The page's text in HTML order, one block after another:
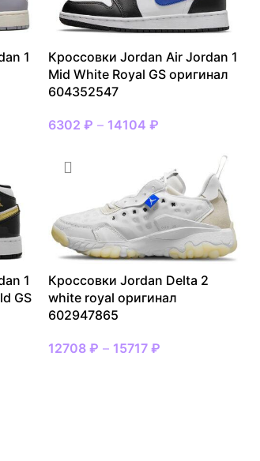
1
Кроссовки Jordan Air Jordan 1
Mid White Royal GS оригинал
604352547
6302₽ – 14104₽
1
GS
Кроссовки Jordan Delta 2
white royal оригинал
602947865
12708₽ – 15717₽